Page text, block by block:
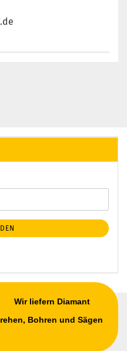
Wir liefern Diamant
Bohren und Sägen